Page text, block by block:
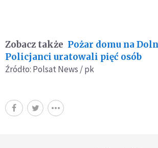
Zobacz także Pożar domu na
Policjanci uratowali pięć osób
Źródło: Polsat News / pk